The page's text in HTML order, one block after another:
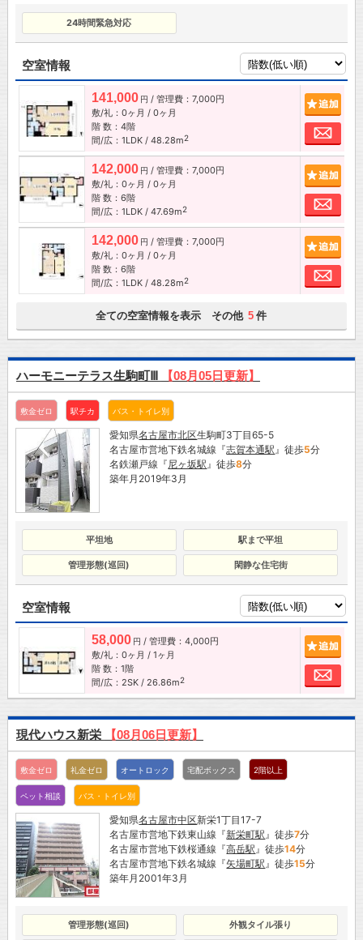
24時間緊急対応
空室情報
141,000 円 / 管理費：7,000円
敷/礼：0ヶ月 / 0ヶ月
階 数：4階
間/広：1LDK / 48.28m2
お
142,000 円 / 管理費：7,000円
敷/礼：0ヶ月 / 0ヶ月
階 数：6階
間/広：1LDK / 47.69m2
お
142,000 円 / 管理費：7,000円
敷/礼：0ヶ月 / 0ヶ月
階 数：6階
間/広：1LDK / 48.28m2
お
全ての空室情報を表示 その他 5 件
ハーモニーテラス生駒町Ⅲ 【08月05日更新】
敷金ゼロ 駅チカ バス・トイレ別
愛知県名古屋市北区生駒町3丁目65-5
名古屋市営地下鉄名城線『志賀本通駅』徒歩5分
名鉄瀬戸線『尼ヶ坂駅』徒歩8分
築年月2019年3月
平坦地 駅まで平坦
管理形態(巡回) 閑静な住宅街
空室情報
58,000 円 / 管理費：4,000円
敷/礼：0ヶ月 / 1ヶ月
階 数：1階
間/広：2SK / 26.86m2
お
現代ハウス新栄 【08月06日更新】
敷金ゼロ 礼金ゼロ オートロック 宅配ボックス 2階以上
ペット相談 バス・トイレ別
愛知県名古屋市中区新栄1丁目17-7
名古屋市営地下鉄東山線『新栄町駅』徒歩7分
名古屋市営地下鉄桜通線『高岳駅』徒歩14分
名古屋市営地下鉄名城線『矢場町駅』徒歩15分
築年月2001年3月
管理形態(巡回) 外観タイル張り